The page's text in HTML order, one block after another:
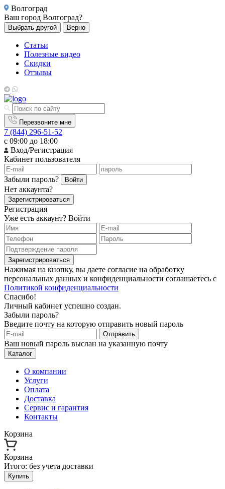
Волгоград
Ваш город Волгоград?
Выбрать другой Верно
Статьи
Полезные видео
Скидки
Отзывы
Перезвоните мне
7 (844) 296-51-52
с 09:00 до 18:00
Вход/Регистрация
Кабинет пользователя
Забыли пароль? Войти
Нет аккаунта?
Зарегистрироваться
Регистрация
Уже есть аккаунт? Войти
Зарегистрироваться
Нажимая на кнопку, вы даете согласие на обработку
персональных данных и конфиденциальности соглашаетесь с
Политикой конфиденциальности
Спасибо!
Личный кабинет успешно создан.
Забыли пароль?
Введите почту на которую отправить новый пароль
Отправить
Ваш новый пароль выслан на указанную почту
Каталог
О компании
Услуги
Оплата
Доставка
Сервис и гарантия
Контакты
Корзина
Корзина
Итого: без учета доставки
Купить